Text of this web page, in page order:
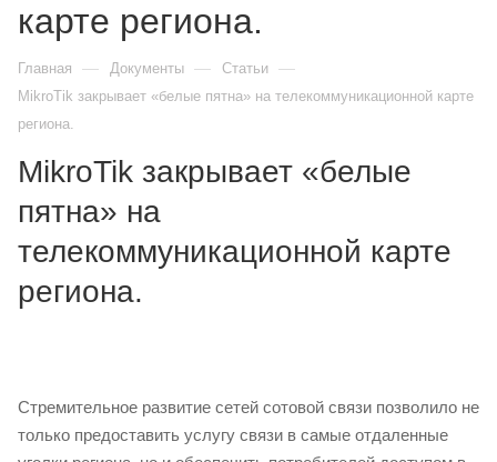
карте региона.
Главная — Документы — Статьи —
MikroTik закрывает «белые пятна» на телекоммуникационной карте
региона.
MikroTik закрывает «белые
пятна» на
телекоммуникационной карте
региона.
Стремительное развитие сетей сотовой связи позволило не
только предоставить услугу связи в самые отдаленные